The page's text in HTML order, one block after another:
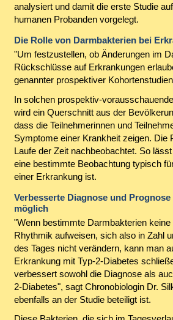
analysiert und damit die erste Studie
humanen Probanden vorgelegt.
Die Rolle von Darmbakterien bei
"Um festzustellen, ob Änderungen im
Rückschlüsse auf Erkrankungen
genannter prospektiver
In solchen prospektiv-
wird ein Querschnitt aus der
dass die Teilnehmerinnen und
Symptome einer Krankheit zeigen. Die
Laufe der Zeit nachbeobachtet. So
eine bestimmte Beobachtung typisch
einer Erkrankung ist.
Verbesserte Diagnose und
möglich
"Wenn bestimmte Darmbakterien
Rhythmik aufweisen, sich also in Zahl
des Tages nicht verändern, kann man
Erkrankung mit Typ-2-Diabetes
verbessert sowohl die Diagnose als
2-Diabetes", sagt Chronobiologin Dr.
ebenfalls an der Studie beteiligt ist.